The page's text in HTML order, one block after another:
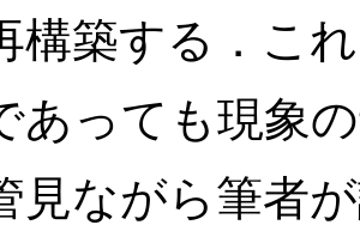
構築する．こ
あっても現象
見ながら筆者